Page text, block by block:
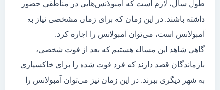
طول سال، لازم است که آمبولانس‌هایی در مناطقی حضور
داشته باشند. در این زمان که برای زمان مشخصی نیاز به
آمبولانس است، می‌توان آمبولانس را اجاره کرد.
گاهی شاهد این مساله هستیم که بعد از فوت شخصی،
بازماندگان قصد دارند که فرد فوت شده را برای خاکسپاری
به شهر دیگری ببرند. در این زمان نیز می‌توان آمبولانس را